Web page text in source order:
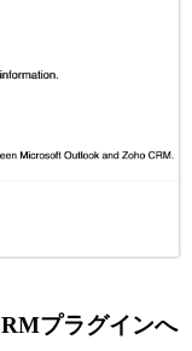
プラグインへ